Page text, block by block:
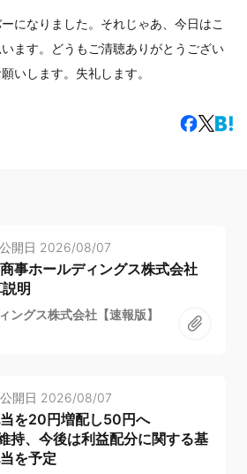
になりました。それじゃあ、今日はこ
ます。どうもご清聴ありがとうござい
いします。失礼します。
公開日 2026/08/07
商事ホールディングス株式会社
明
ングス株式会社【速報版】
公開日 2026/08/07
を20円増配し50円へ
持、今後は利益配分に関する基
を予定